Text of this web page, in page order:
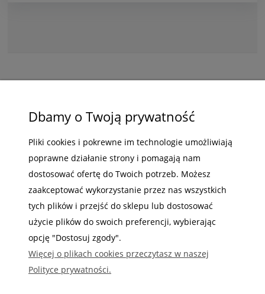
ZAKUPY
POMOC
MOJE KONTO
INFORMACJE
Gdzie nas możesz znaleźć
Dbamy o Twoją prywatność
Pliki cookies i pokrewne im technologie umożliwiają
poprawne działanie strony i pomagają nam
dostosować ofertę do Twoich potrzeb. Możesz
zaakceptować wykorzystanie przez nas wszystkich
tych plików i przejść do sklepu lub dostosować
użycie plików do swoich preferencji, wybierając
opcję "Dostosuj zgody".
Więcej o plikach cookies przeczytasz w naszej
Polityce prywatności.